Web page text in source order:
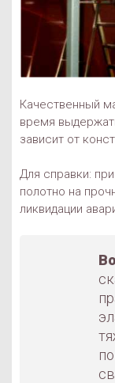
Качественный
время
зависит от
Для справки:
полотно на
ликвидации